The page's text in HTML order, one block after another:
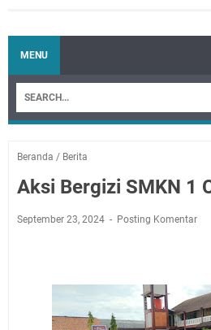
MENU
Beranda / Berita
Aksi Bergizi SMKN 1
September 23, 2024 Posting Komentar